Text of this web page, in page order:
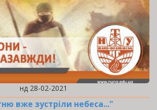
нд 28-02-2021
вже зустріли небеса..."